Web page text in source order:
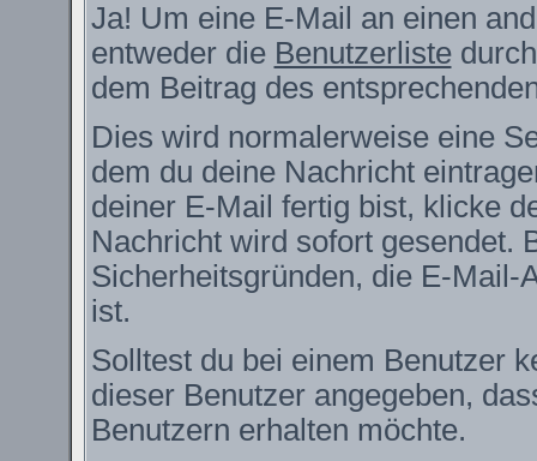
Ja! Um eine E-Mail an einen
entweder die Benutzerliste
dem Beitrag des
Dies wird normalerweise eine
dem du deine Nachricht
deiner E-Mail fertig bist, klicke
Nachricht wird sofort gesendet.
Sicherheitsgründen, die E-Mail-
ist.
Solltest du bei einem Benutzer
dieser Benutzer angegeben,
Benutzern erhalten möchte.